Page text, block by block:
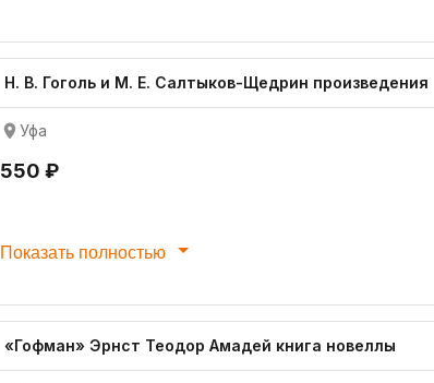
Н. В. Гоголь и М. Е. Салтыков-Щедрин произведения
Уфа
550 ₽
Показать полностью
«Гофман» Эрнст Теодор Амадей книга новеллы